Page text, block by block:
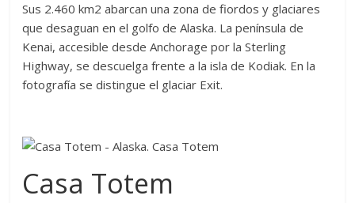
Sus 2.460 km2 abarcan una zona de fiordos y glaciares
que desaguan en el golfo de Alaska. La península de
Kenai, accesible desde Anchorage por la Sterling
Highway, se descuelga frente a la isla de Kodiak. En la
fotografía se distingue el glaciar Exit.
Casa Totem